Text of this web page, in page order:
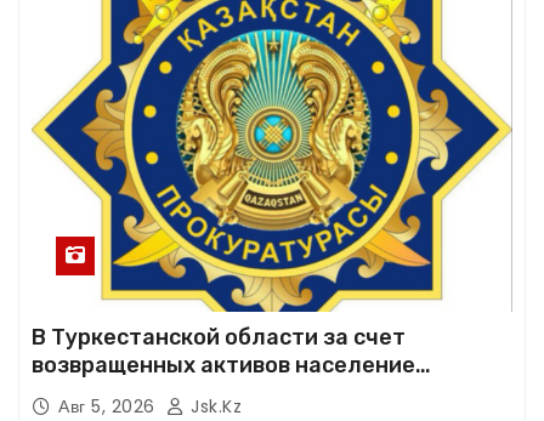
В Туркестанской области за счет
возвращенных активов население
обеспечено качественной питьевой водой
Авг 5, 2026 Jsk.kz